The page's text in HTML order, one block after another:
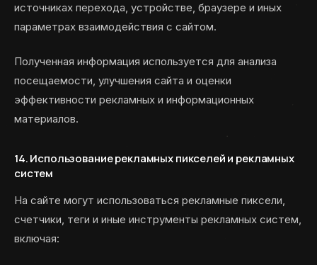
источниках перехода, устройстве, браузере и иных
параметрах взаимодействия с сайтом.
Полученная информация используется для анализа
посещаемости, улучшения сайта и оценки
эффективности рекламных и информационных
материалов.
14. Использование рекламных пикселей и рекламных
систем
На сайте могут использоваться рекламные пиксели,
счетчики, теги и иные инструменты рекламных систем,
включая: